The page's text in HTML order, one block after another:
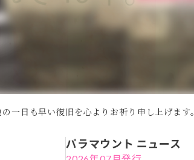
一日も早い復旧を心よりお祈り申し上げます。
パラマウント ニュース